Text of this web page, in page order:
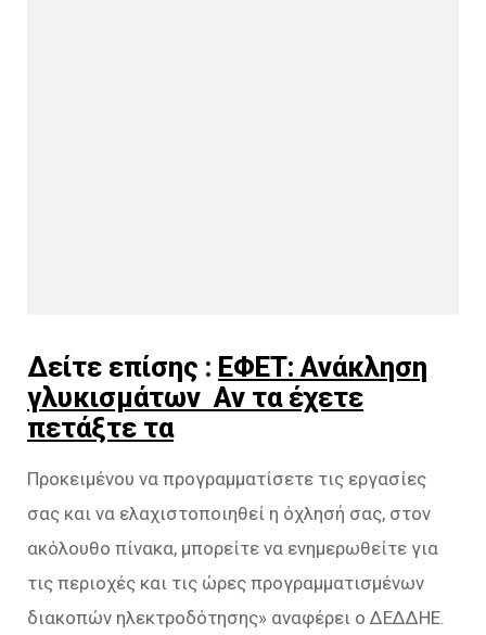
Δείτε επίσης : ΕΦΕΤ: Ανάκληση
γλυκισμάτων Αν τα έχετε
πετάξτε τα
Προκειμένου να προγραμματίσετε τις εργασίες
σας και να ελαχιστοποιηθεί η όχλησή σας, στον
ακόλουθο πίνακα, μπορείτε να ενημερωθείτε για
τις περιοχές και τις ώρες προγραμματισμένων
διακοπών ηλεκτροδότησης» αναφέρει ο ΔΕΔΔΗΕ.